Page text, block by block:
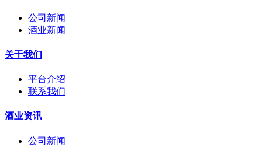
公司新闻
酒业新闻
关于我们
平台介绍
联系我们
酒业资讯
公司新闻